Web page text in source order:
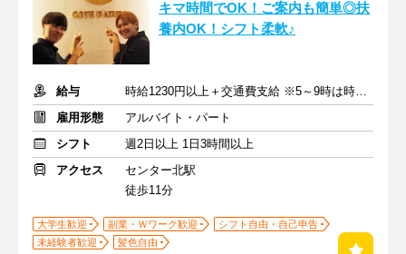
キマ時間でOK！ご案内も簡単◎扶
養内OK！シフト柔軟♪
給与
時給1230円以上＋交通費支給 ※5～9時は時給1280円
雇用形態
アルバイト・パート
シフト
週2日以上 1日3時間以上
アクセス
センター北駅
徒歩11分
大学生歓迎 副業・Ｗワーク歓迎
シフト自由・自己申告
未経験者歓迎
髪色自由